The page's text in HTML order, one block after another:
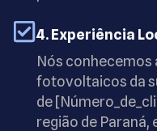
4. Experiência
Nós conhecemos
fotovoltaicos da
de
região de